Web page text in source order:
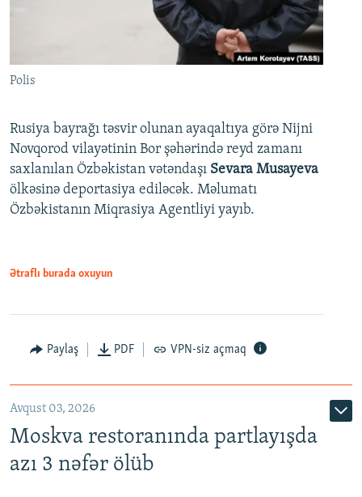
Polis
Rusiya bayrağı təsvir olunan ayaqaltıya görə Nijni
Novqorod vilayətinin Bor şəhərində reyd zamanı
saxlanılan Özbəkistan vətəndaşı Sevara Musayeva
ölkəsinə deportasiya ediləcək. Məlumatı
Özbəkistanın Miqrasiya Agentliyi yayıb.
Ətraflı burada oxuyun
Paylaş PDF VPN-siz açmaq
Avqust 03, 2026
Moskva restoranında partlayışda
azı 3 nəfər ölüb